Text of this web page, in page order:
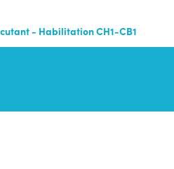
- Habilitation CH1-CB1